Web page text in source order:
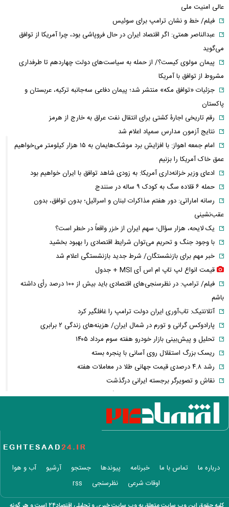
عالی امنیت ملی
فیلم/ خط و نشان ترامپ برای سوئیس
عبدالناصر همتی: اگر اقتصاد ایران در حال فروپاشی بود، چرا آمریکا از توافق
می‌گوید
پیمان مولوی کیست؟/ از حمله به سیاست‌های دولت چهاردهم تا طرفداری
مشروط از توافق با آمریکا
جزئیات «توافق مکه» منتشر شد؛ پیمان دفاعی سه‌جانبه ترکیه، عربستان و
پاکستان
رقم تاریخی اجارۀ کشتی برای انتقال نفت عراق به خارج از هرمز
نتایج آزمون مدارس سمپاد اعلام شد
امام‌ جمعه اهواز: با افزایش برد موشک‌هایمان به ۱۵ هزار کیلومتر می‌خواهیم
عمق خاک آمریکا را بزنیم
ادعای وزیر خزانه‌داری آمریکا: به زودی شاهد توافق با ایران خواهیم بود
حمله ۶ قلاده سگ به کودک ۹ ساله در سنندج
رسانه اماراتی: دور هفتم مذاکرات لبنان و اسرائیل؛ بدون توافق، بدون
عقب‌نشینی
یک لایحه، هزار سؤال؛ سهم ایران از خزر واقعاً در خطر است؟
با وجود جنگ و تحریم می‌توان شرایط اقتصادی را بهبود بخشید
خبر مهم برای بازنشستگان/ شرط جدید بازنشستگی اعلام شد
قیمت انواع لپ تاپ ام اس آی MSI + جدول
فیلم/ ترامپ: در نظرسنجی‌های اقتصادی باید بیش از ۱۰۰ درصد رأی داشته
باشم
آتلانتیک: تاب‌آوری ایران دولت ترامپ را غافلگیر کرد
پارادوکس گرانی و تورم در شمال ایران/ هزینه‌های زندگی ۲ برابری
تحلیل و پیش‌بینی بازار خودرو هفته سوم مرداد ۱۴۰۵
ریسک بزرگ استقلال روی آسانی با پنجره بسته
رشد ۴.۸ درصدی قیمت جهانی طلا در معاملات هفته
نقاش و تصویرگر برجسته ایرانی درگذشت
معاون عراقچی: در هیچ دوره‌ای هماهنگی بین میدان و دیپلماسی را مانند
حال حاضر نداشتیم
وزارت دفاع چین: به نوسازی ارتش در بالاترین سطح ادامه خواهیم داد
وزارت خارجه پاکستان: پیمان دفاعی با ریاض و آنکارا برای تقویت امنیت
درباره ما تماس با ما خبرنامه پیوندها جستجو آرشیو
آب و هوا
اوقات شرعی
نظرسنجی rss